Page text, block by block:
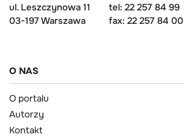
ul. Leszczynowa 11
03-197 Warszawa
tel: 22 257 84 99
fax: 22 257 84 00
O NAS
O portalu
Autorzy
Kontakt